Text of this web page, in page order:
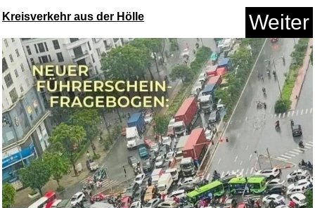
Anzeige
Kreisverkehr aus der Hölle Weiter